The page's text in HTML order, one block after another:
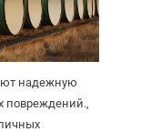
надежную
повреждений.,